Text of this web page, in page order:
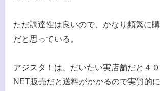
ただ調達性は良いので、かなり頻繁に
だと思っている。
アジスタ！は、だいたい実店舗だと４０
NET販売だと送料がかかるので実質的